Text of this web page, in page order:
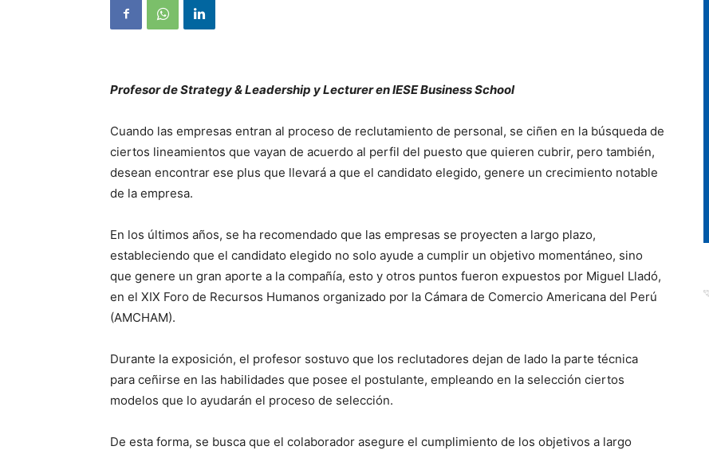
Profesor de Strategy & Leadership y Lecturer en IESE Business School
Cuando las empresas entran al proceso de reclutamiento de personal, se ciñen en la búsqueda de
ciertos lineamientos que vayan de acuerdo al perfil del puesto que quieren cubrir, pero también,
desean encontrar ese plus que llevará a que el candidato elegido, genere un crecimiento notable
de la empresa.
En los últimos años, se ha recomendado que las empresas se proyecten a largo plazo,
estableciendo que el candidato elegido no solo ayude a cumplir un objetivo momentáneo, sino
que genere un gran aporte a la compañía, esto y otros puntos fueron expuestos por Miguel Lladó,
en el XIX Foro de Recursos Humanos organizado por la Cámara de Comercio Americana del Perú
(AMCHAM).
Durante la exposición, el profesor sostuvo que los reclutadores dejan de lado la parte técnica
para ceñirse en las habilidades que posee el postulante, empleando en la selección ciertos
modelos que lo ayudarán el proceso de selección.
De esta forma, se busca que el colaborador asegure el cumplimiento de los objetivos a largo